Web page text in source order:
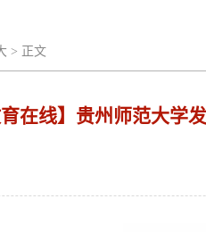
> 正文
育在线】贵州师范大